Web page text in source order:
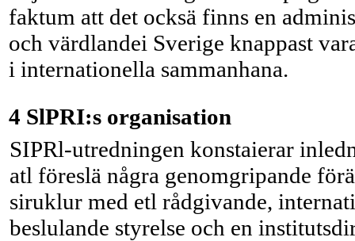
faktum att det ocksä finns en
och värdlandei Sverige knappast
i internationella sammanhana.
4 SlPRI:s organisation
SIPRl-utredningen konstaierar
atl föreslä några genomgripande
siruklur med etl rådgivande,
beslulande styrelse och en